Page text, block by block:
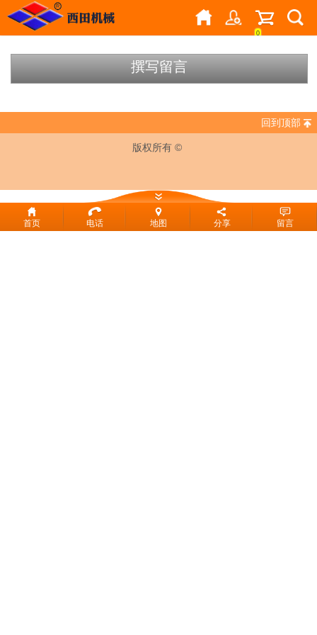
0
撰写留言
回到顶部
版权所有 ©
首页 电话 地图 分享 留言